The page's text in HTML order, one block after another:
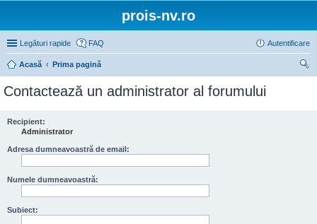
prois-nv.ro
Legături rapide FAQ Autentificare
Acasă
Prima pagină
Contactează un administrator al forumului
Recipient:
Administrator
Adresa dumneavoastră de email:
Numele dumneavoastră:
Subiect: